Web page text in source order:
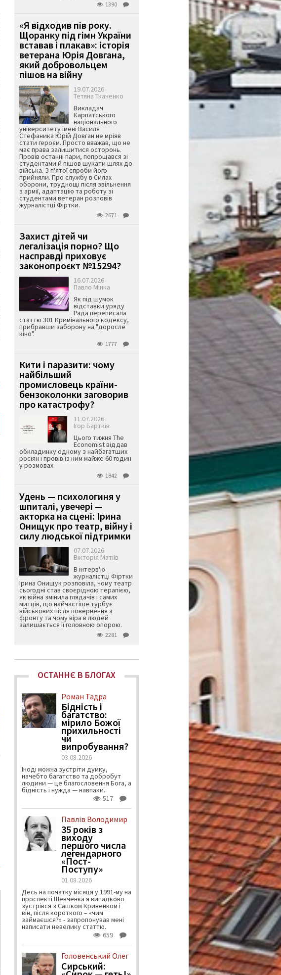
1390
«Я відходив пів року.
Щоранку під гімн України
вставав і плакав»: історія
ветерана Юрія Довгана,
який добровольцем
пішов на війну
19.07.2026
Тетяна Ткаченко
Викладач
Карпатського
національного
університету імені Василя
Стефаника Юрій Довган не мріяв
стати героєм. Просто вважав, що не
має права залишитися осторонь.
Провів останні пари, попрощався зі
студентами й пішов шукати шлях до
війська. З п'ятої спроби його
прийняли. Про службу в Силах
оборони, труднощі після звільнення
з армії, адаптацію та роботу зі
студентами ветеран розповів
журналістці Фіртки.
2671
Захист дітей чи
легалізація порно? Що
насправді приховує
законопроєкт №15294?
16.07.2026
Павло Мінка
Як під шумок
відставки уряду
Рада переписала
статтю 301 Кримінального кодексу,
прибравши заборону на "доросле
кіно".
1777
Кити і паразити: чому
найбільший
промисловець країни-
бензоколонки заговорив
про катастрофу?
11.07.2026
Ігор Бартків
Цього тижня The
Economist віддав
обкладинку одному з найбагатших
росіян і провів із ним майже 60 годин
у розмовах.
1842
Удень — психологиня у
шпиталі, увечері —
акторка на сцені: Ірина
Онищук про театр, війну і
силу людської підтримки
07.07.2026
Вікторія Матіїв
В інтерв'ю
журналістці Фіртки
Ірина Онищук розповіла, чому театр
сьогодні став своєрідною терапією,
як війна змінила глядачів і самих
митців, що найчастіше турбує
військових після повернення з
фронту та чому віра в людей
залишається її головною опорою.
2281
ОСТАННЄ В БЛОГАХ
Роман Тадра
Бідність і
багатство:
мірило Божої
прихильності
чи
випробування?
03.08.2026
Іноді можна зустріти думку,
начебто багатство та добробут
людини — це благословення Бога, а
бідність і нужда — навпаки.
517
Павлів Володимир
35 років з
виходу
першого числа
легендарного
«Пост-
Поступу»
01.08.2026
Десь на початку місяця у 1991-му на
проспекті Шевченка я випадково
зустрівся з Сашком Кривенком і
він, після короткого – «чим
займаєшся?» - запропонував мені
написати невелику статтю.
659
Головенський Олег
Сирський: